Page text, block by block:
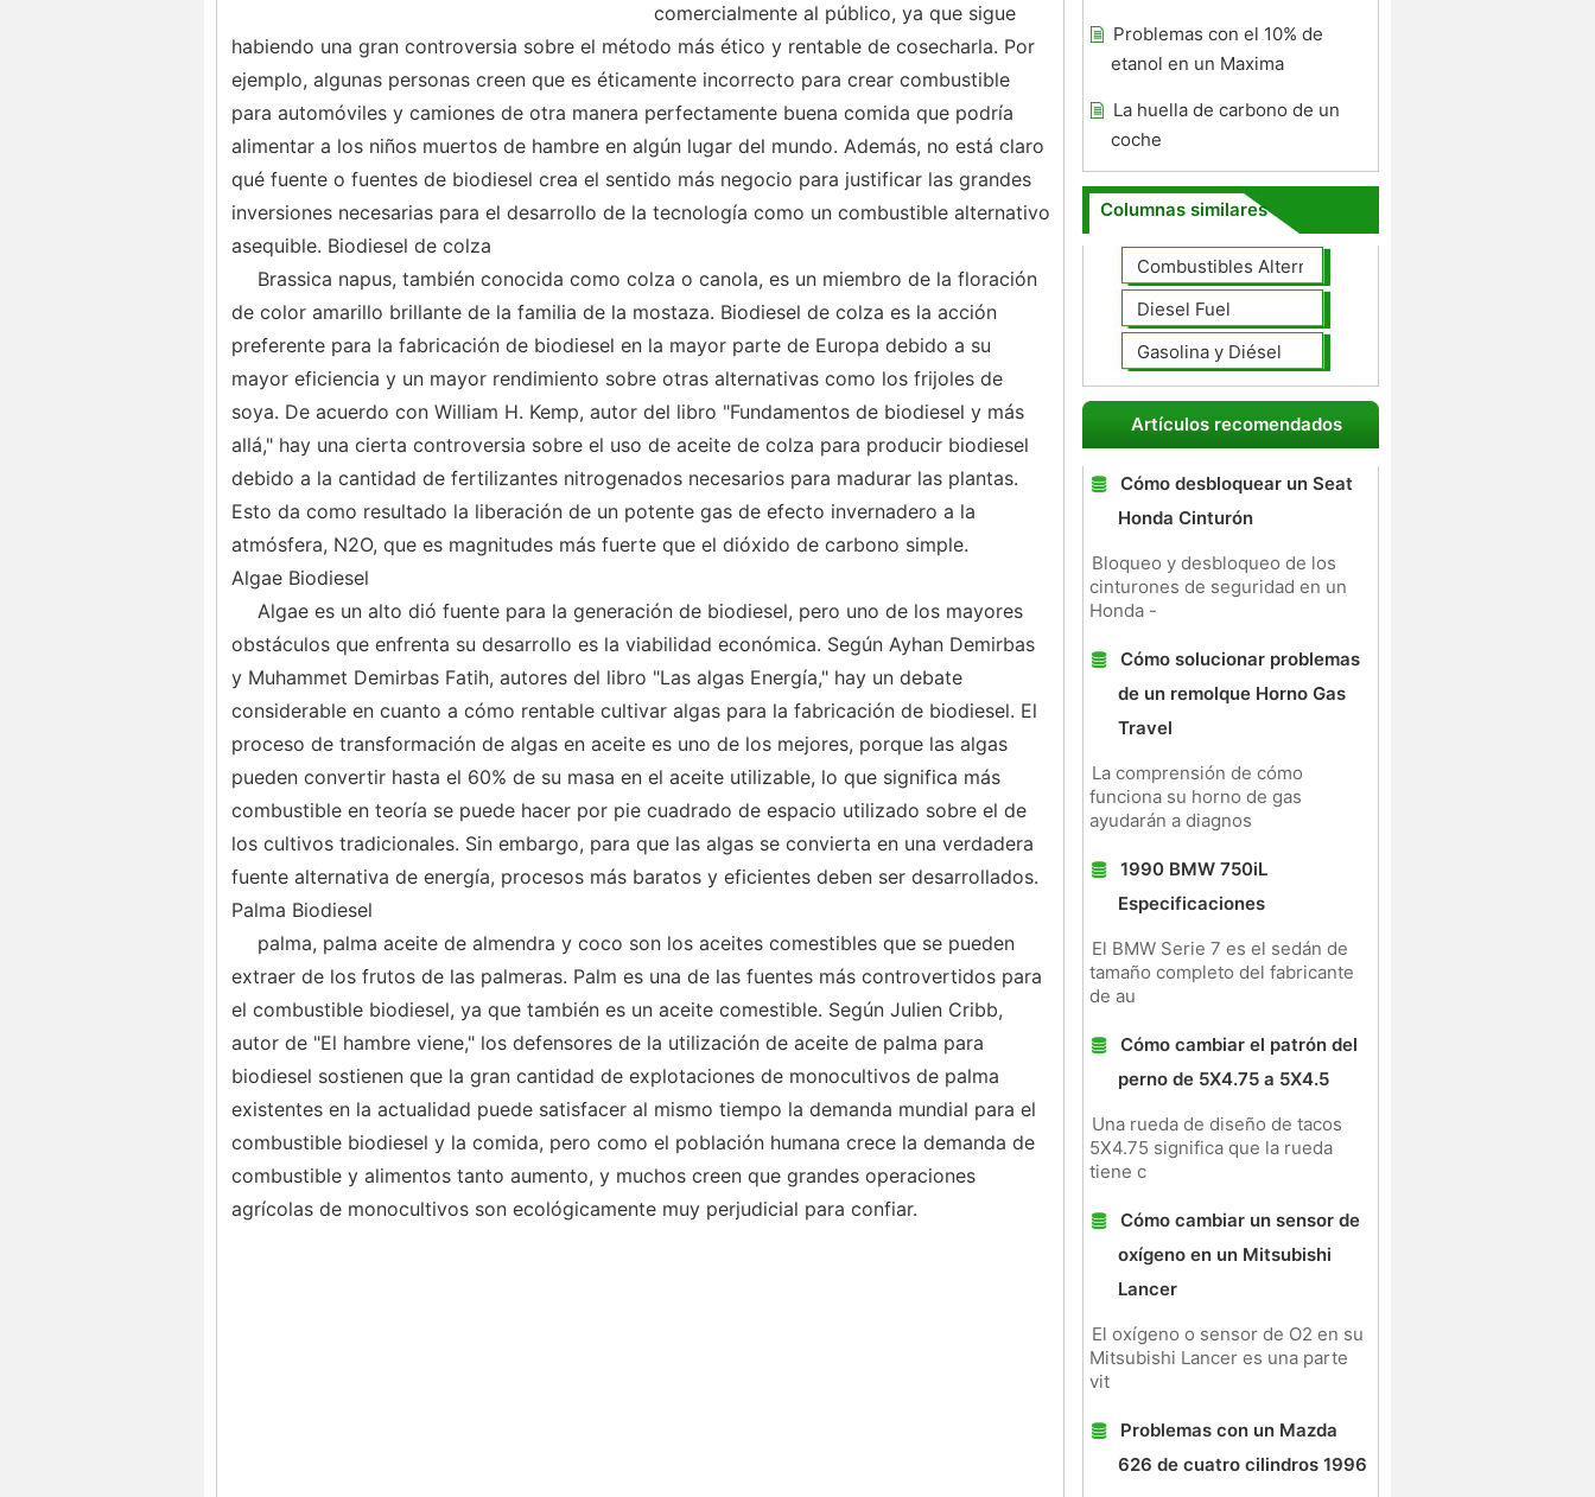
comercialmente al público, ya que sigue
habiendo una gran controversia sobre el método más ético y rentable de cosecharla. Por
ejemplo, algunas personas creen que es éticamente incorrecto para crear combustible
para automóviles y camiones de otra manera perfectamente buena comida que podría
alimentar a los niños muertos de hambre en algún lugar del mundo. Además, no está claro
qué fuente o fuentes de biodiesel crea el sentido más negocio para justificar las grandes
inversiones necesarias para el desarrollo de la tecnología como un combustible alternativo
asequible. Biodiesel de colza
Brassica napus, también conocida como colza o canola, es un miembro de la floración
de color amarillo brillante de la familia de la mostaza. Biodiesel de colza es la acción
preferente para la fabricación de biodiesel en la mayor parte de Europa debido a su
mayor eficiencia y un mayor rendimiento sobre otras alternativas como los frijoles de
soya. De acuerdo con William H. Kemp, autor del libro "Fundamentos de biodiesel y más
allá," hay una cierta controversia sobre el uso de aceite de colza para producir biodiesel
debido a la cantidad de fertilizantes nitrogenados necesarios para madurar las plantas.
Esto da como resultado la liberación de un potente gas de efecto invernadero a la
atmósfera, N2O, que es magnitudes más fuerte que el dióxido de carbono simple.
Algae Biodiesel
Algae es un alto dió fuente para la generación de biodiesel, pero uno de los mayores
obstáculos que enfrenta su desarrollo es la viabilidad económica. Según Ayhan Demirbas
y Muhammet Demirbas Fatih, autores del libro "Las algas Energía," hay un debate
considerable en cuanto a cómo rentable cultivar algas para la fabricación de biodiesel. El
proceso de transformación de algas en aceite es uno de los mejores, porque las algas
pueden convertir hasta el 60% de su masa en el aceite utilizable, lo que significa más
combustible en teoría se puede hacer por pie cuadrado de espacio utilizado sobre el de
los cultivos tradicionales. Sin embargo, para que las algas se convierta en una verdadera
fuente alternativa de energía, procesos más baratos y eficientes deben ser desarrollados.
Palma Biodiesel
palma, palma aceite de almendra y coco son los aceites comestibles que se pueden
extraer de los frutos de las palmeras. Palm es una de las fuentes más controvertidos para
el combustible biodiesel, ya que también es un aceite comestible. Según Julien Cribb,
autor de "El hambre viene," los defensores de la utilización de aceite de palma para
biodiesel sostienen que la gran cantidad de explotaciones de monocultivos de palma
existentes en la actualidad puede satisfacer al mismo tiempo la demanda mundial para el
combustible biodiesel y la comida, pero como el población humana crece la demanda de
combustible y alimentos tanto aumento, y muchos creen que grandes operaciones
agrícolas de monocultivos son ecológicamente muy perjudicial para confiar.
Problemas con el 10% de
etanol en un Maxima
La huella de carbono de un
coche
Columnas similares
Combustibles Alternativos
Diesel Fuel
Gasolina y Diésel
Artículos recomendados
Cómo desbloquear un Seat
Honda Cinturón
Bloqueo y desbloqueo de los
cinturones de seguridad en un
Honda -
Cómo solucionar problemas
de un remolque Horno Gas
Travel
La comprensión de cómo
funciona su horno de gas
ayudarán a diagnos
1990 BMW 750iL
Especificaciones
El BMW Serie 7 es el sedán de
tamaño completo del fabricante
de au
Cómo cambiar el patrón del
perno de 5X4.75 a 5X4.5
Una rueda de diseño de tacos
5X4.75 significa que la rueda
tiene c
Cómo cambiar un sensor de
oxígeno en un Mitsubishi
Lancer
El oxígeno o sensor de O2 en su
Mitsubishi Lancer es una parte
vit
Problemas con un Mazda
626 de cuatro cilindros 1996